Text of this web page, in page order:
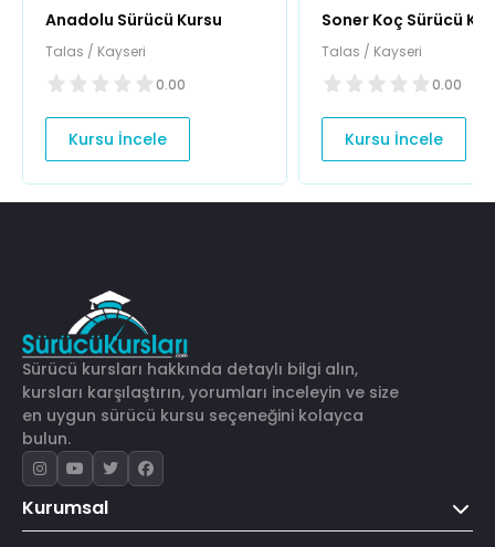
Anadolu Sürücü Kursu
Talas / Kayseri
0.00
Kursu İncele
Soner Koç Sürücü
Talas / Kayseri
0.00
Kursu İncele
Sürücü kursları hakkında detaylı bilgi alın,
kursları karşılaştırın, yorumları inceleyin ve size
en uygun sürücü kursu seçeneğini kolayca
bulun.
Kurumsal